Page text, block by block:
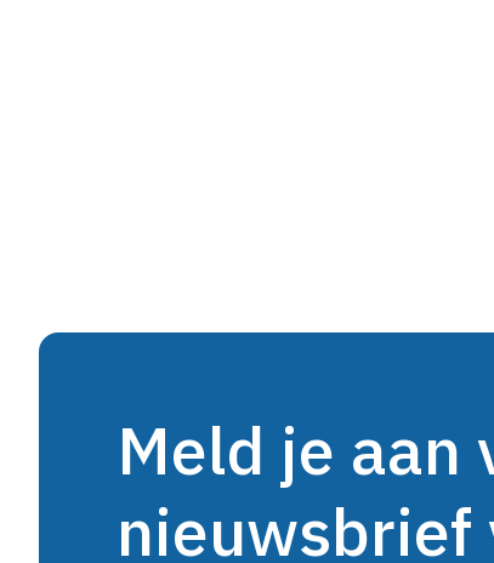
Meld je aan
nieuwsbrief